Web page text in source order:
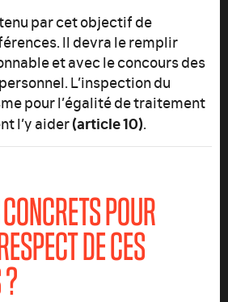
par cet objectif de
Il devra le remplir
et avec le concours des
L’inspection du
pour l’égalité de traitement
l’y aider(article 10).
POUR
DE CES